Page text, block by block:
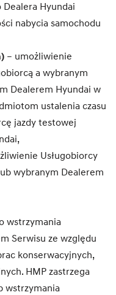
Hyundai
nabycia samochodu
– umożliwienie
a wybranym
Dealerem Hyundai w
ustalenia czasu
jazdy testowej
Usługobiorcy
wybranym Dealerem
wstrzymania
Serwisu ze względu
konserwacyjnych,
HMP zastrzega
wstrzymania